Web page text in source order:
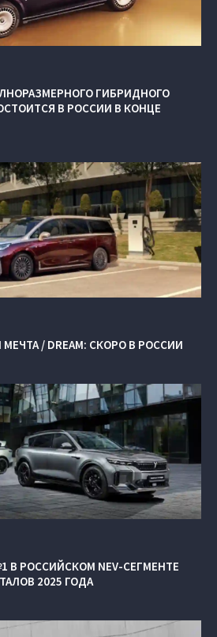
ГИБРИДНОГО
В РОССИИ В КОНЦЕ
/ DREAM: СКОРО В РОССИИ
В РОССИЙСКОМ NEV-СЕГМЕНТЕ
2025 ГОДА